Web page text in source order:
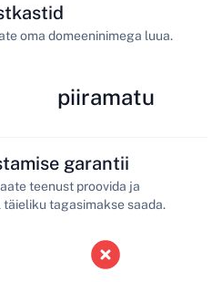
oma domeeninimega luua.
piiramatu
garantii
teenust proovida ja
tagasimakse saada.